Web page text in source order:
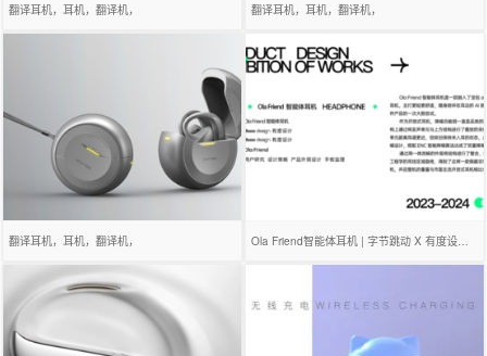
翻译耳机，耳机，翻译机， 翻译耳机，耳机，翻译机，
翻译耳机，耳机，翻译机，